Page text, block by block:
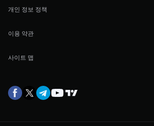
개인 정보 정책
이용 약관
사이트 맵